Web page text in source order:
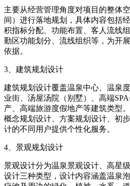
主要从经营管理角度对项目的整体
间）进行落地规划，具体内容包括
积指标分配、功能布置、客人流线
勤区功能划分、流线组织等，为开
依据。
3、建筑规划设计
建筑规划设计覆盖温泉中心、温泉
业街、汤屋汤院（别墅）、高端
产、高端旅游度假地产等建筑类型
概念规划设计、方案规划设计、初
计的不同用户提供个性化服务。
4、景观规划设计
景观设计分为温泉景观设计、高星
设计三种类型，设计内容涵盖温泉